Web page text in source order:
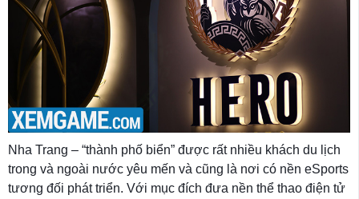
Nha Trang – “thành phố biển” được rất nhiều khách du lịch
trong và ngoài nước yêu mến và cũng là nơi có nền eSports
tương đối phát triển. Với mục đích đưa nền thể thao điện tử